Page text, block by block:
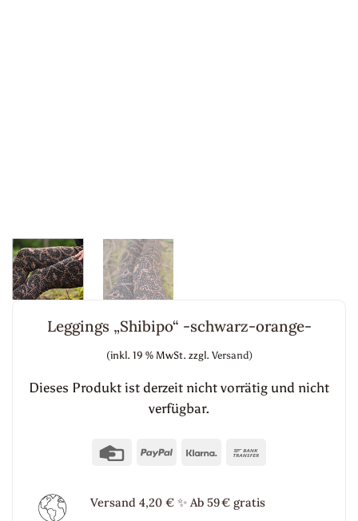
Leggings „Shibipo“ -schwarz-orange-
(inkl. 19 % MwSt. zzgl. Versand)
Dieses Produkt ist derzeit nicht vorrätig und nicht
verfügbar.
Credit PayPal Klarna
Versand 4,20 € ✨Ab 59 € gratis